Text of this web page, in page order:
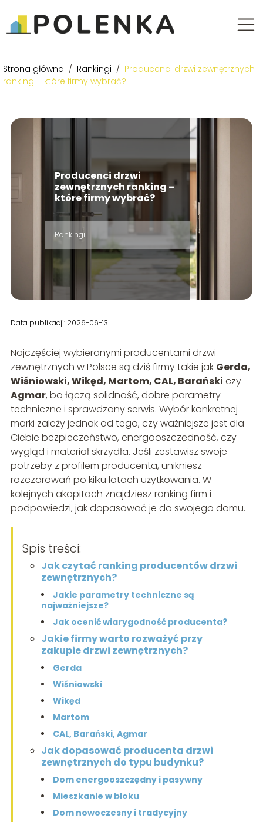
Strona główna / Rankingi / Producenci drzwi zewnętrznych
ranking – które firmy wybrać?
Producenci drzwi
zewnętrznych ranking –
które firmy wybrać?
Rankingi
Data publikacji: 2026-06-13
Najczęściej wybieranymi producentami drzwi
zewnętrznych w Polsce są dziś firmy takie jak Gerda,
Wiśniowski, Wikęd, Martom, CAL, Barański czy
Agmar, bo łączą solidność, dobre parametry
techniczne i sprawdzony serwis. Wybór konkretnej
marki zależy jednak od tego, czy ważniejsze jest dla
Ciebie bezpieczeństwo, energooszczędność, czy
wygląd i materiał skrzydła. Jeśli zestawisz swoje
potrzeby z profilem producenta, unikniesz
rozczarowań po kilku latach użytkowania. W
kolejnych akapitach znajdziesz ranking firm i
podpowiedzi, jak dopasować je do swojego domu.
Spis treści:
Jak czytać ranking producentów drzwi
zewnętrznych?
Jakie parametry techniczne są
najważniejsze?
Jak ocenić wiarygodność producenta?
Jakie firmy warto rozważyć przy
zakupie drzwi zewnętrznych?
Gerda
Wiśniowski
Wikęd
Martom
CAL, Barański, Agmar
Jak dopasować producenta drzwi
zewnętrznych do typu budynku?
Dom energooszczędny i pasywny
Mieszkanie w bloku
Dom nowoczesny i tradycyjny